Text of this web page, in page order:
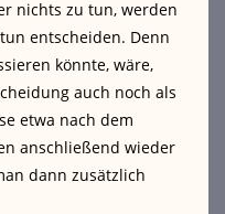
nichts zu tun, werden
entscheiden. Denn
könnte, wäre,
auch noch als
etwa nach dem
anschließend wieder
dann zusätzlich